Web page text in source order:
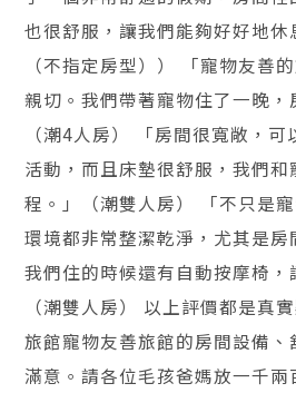
也很舒服，讓我們能夠好好地
（不指定房型）） 「寵物友善
親切。我們帶著寵物住了一晚，
（潮4人房） 「房間很寬敞，
活動，而且床墊很舒服，我們
程。」（潮雙人房） 「不只是
環境都非常整潔乾淨，尤其是房
我們住的時候還有自動按摩椅，
（潮雙人房） 以上評價都是真
旅館寵物友善旅館的房間設備
滿意。請各位毛孩爸媽放一千兩